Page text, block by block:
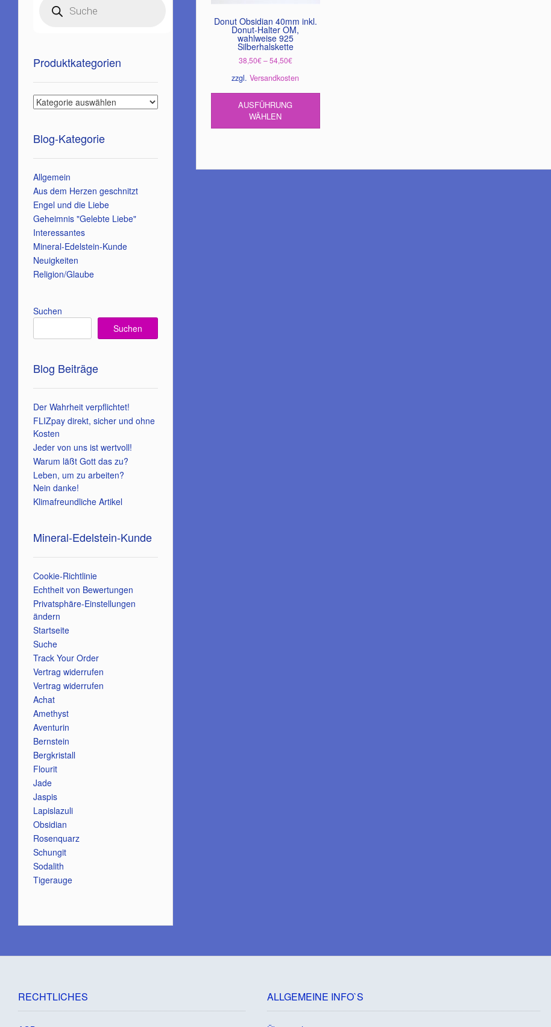
Donut Obsidian 40mm inkl.
Donut-Halter OM,
wahlweise 925
Silberhalskette
38,50€–54,50€
zzgl.Versandkosten
AUSFÜHRUNG
WÄHLEN
Dieses
mehrere
Die
search
Produktkategorien
Blog-Kategorie
Allgemein
Aus dem Herzen geschnitzt
Engel und die Liebe
Geheimnis "Gelebte Liebe"
Interessantes
Mineral-Edelstein-Kunde
Neuigkeiten
Religion/Glaube
Suchen
Suchen
Blog Beiträge
Der Wahrheit verpflichtet!
FLIZpay direkt, sicher und ohne
Kosten
Jeder von uns ist wertvoll!
Warum läßt Gott das zu?
Leben, um zu arbeiten?
Nein danke!
Klimafreundliche Artikel
Mineral-Edelstein-Kunde
Cookie-Richtlinie
Echtheit von Bewertungen
Privatsphäre-Einstellungen
ändern
Startseite
Suche
Track Your Order
Vertrag widerrufen
Vertrag widerrufen
Achat
Amethyst
Aventurin
Bernstein
Bergkristall
Flourit
Jade
Jaspis
Lapislazuli
Obsidian
Rosenquarz
Schungit
Sodalith
Tigerauge
RECHTLICHES ALLGEMEINE INFO`S